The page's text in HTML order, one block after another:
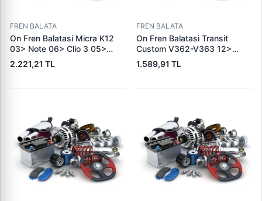
FREN BALATA
On Fren Balatasi Micra K12
03> Note 06> Clio 3 05>
Modus 04> Duster 10>
Logan 04> Dokker 12> G:116
DELPHI LP5005EV | OEM
2.221,21 TL
FREN BALATA
On Fren Balatasi Transit
Custom V362-V363 12>
(Arka Tek Teker) | SKF VKBP
80029 E | OEM BK21 2K021
1.589,91 TL